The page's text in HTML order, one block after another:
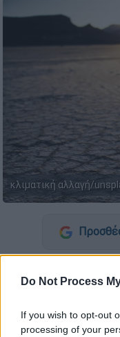
Do Not Process
If you wish to opt-out
processing of your
κλιματική αλλαγή/
μεγαλύτερους